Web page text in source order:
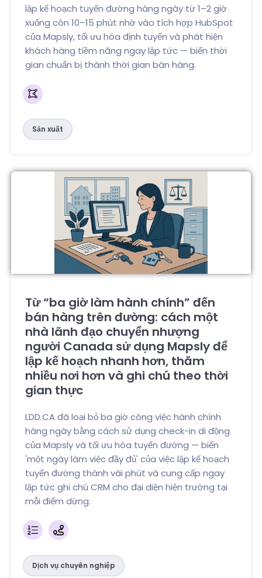
lập kế hoạch tuyến đường hàng ngày từ 1–2 giờ
xuống còn 10–15 phút nhờ vào tích hợp HubSpot
của Mapsly, tối ưu hóa định tuyến và phát hiện
khách hàng tiềm năng ngay lập tức — biến thời
gian chuẩn bị thành thời gian bán hàng.
Sản xuất
Từ “ba giờ làm hành chính” đến
bán hàng trên đường: cách một
nhà lãnh đạo chuyển nhượng
người Canada sử dụng Mapsly để
lập kế hoạch nhanh hơn, thăm
nhiều nơi hơn và ghi chú theo thời
gian thực
LDD.CA đã loại bỏ ba giờ công việc hành chính
hàng ngày bằng cách sử dụng check-in di động
của Mapsly và tối ưu hóa tuyến đường — biến
'một ngày làm việc đầy đủ' của việc lập kế hoạch
tuyến đường thành vài phút và cung cấp ngay
lập tức ghi chú CRM cho đại diện hiện trường tại
mỗi điểm dừng.
Dịch vụ chuyên nghiệp